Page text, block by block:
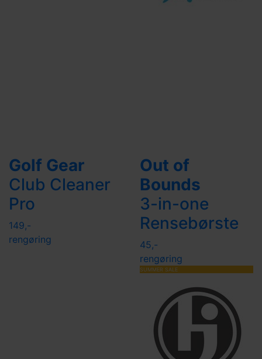
Golf Gear
Club Cleaner
Pro
149,-
rengøring
Out of
Bounds
3-in-one
Rensebørste
45,-
rengøring
SUMMER SALE